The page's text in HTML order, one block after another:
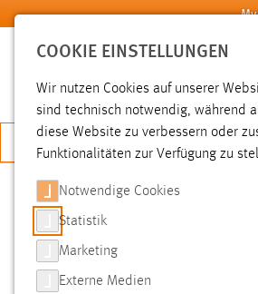
Zum Hauptinhalt springen
JETZT
SUCHE
FILTER
COOKIE EINSTELLUNGEN
Wir nutzen Cookies auf unserer
sind technisch notwendig, während
diese Website zu verbessern oder
Funktionalitäten zur Verfügung zu
Notwendige Cookies
Statistik
Marketing
Externe Medien